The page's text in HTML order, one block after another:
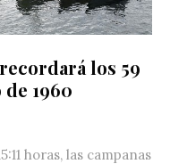
recordará los 59
1960
horas, las campanas